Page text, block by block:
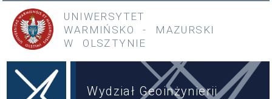
Przejdź do treści
Przejdź do menu głównego
UNIWERSYTET
WARMIŃSKO
- MAZURSKI
W OLSZTYNIE
Wydział Geoinżynierii